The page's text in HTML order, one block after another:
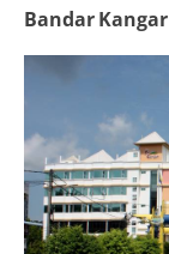
Bandar Kangar